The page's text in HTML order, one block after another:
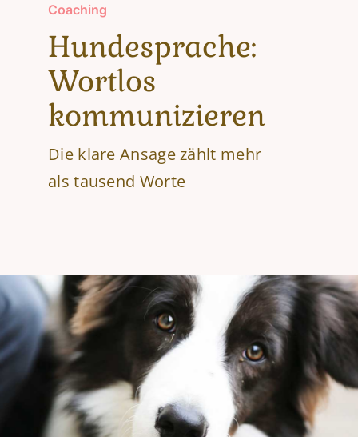
GESUNDHEIT
WELPENZEIT
Coaching
Hundesprache:
Wortlos
kommunizieren
Die klare Ansage zählt mehr
als tausend Worte